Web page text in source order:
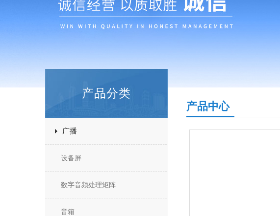
产品分类
广播
设备屏
数字音频处理矩阵
音箱
产品中心